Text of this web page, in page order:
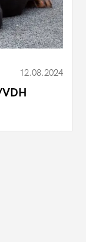
12.08.2024